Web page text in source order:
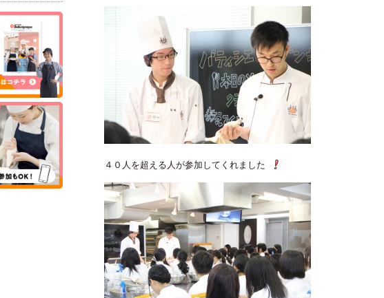
４０人を超える人が参加してくれました